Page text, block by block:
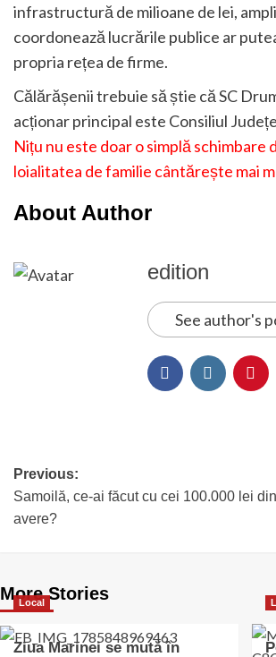
infrastructură de milioane de lei,
coordonează lucrările publice ar
propria rețea de firme.
Călărășenii trebuie să știe că SC
acționar principal este Consiliul
Nițu nu este doar o simplă
loialitatea de familie cântărește mai
About Author
edition
See author's
Post
navigation
Previous:
Samoilă, ce-ai făcut cu cei 100.000 lei
avere?
More Stories
Local
Ziua Marinei se mută în